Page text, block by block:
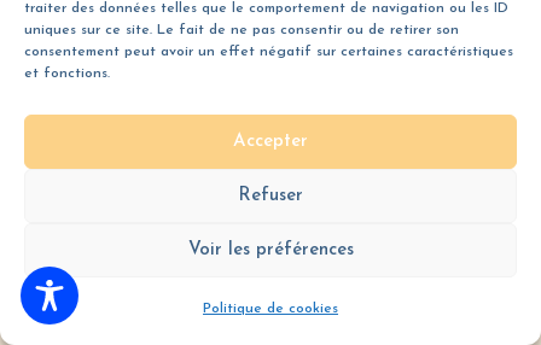
traiter des données telles que le comportement de navigation ou les ID
uniques sur ce site. Le fait de ne pas consentir ou de retirer son
consentement peut avoir un effet négatif sur certaines caractéristiques
et fonctions.
Accepter
Refuser
Voir les préférences
Politique de cookies